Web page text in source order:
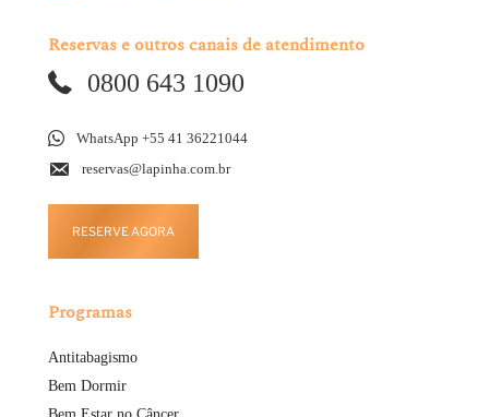
Reservas e outros canais de atendimento
0800 643 1090
WhatsApp +55 41 36221044
reservas@lapinha.com.br
RESERVE AGORA
Programas
Antitabagismo
Bem Dormir